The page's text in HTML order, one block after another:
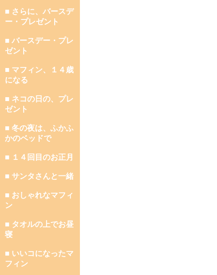
■ さらに、バースデ
ー・プレゼント
■ バースデー・プレ
ゼント
■ マフィン、１４歳
になる
■ ネコの日の、プレ
ゼント
■ 冬の夜は、ふかふ
かのベッドで
■ １４回目のお正月
■ サンタさんと一緒
■ おしゃれなマフィ
ン
■ タオルの上でお昼
寝
■ いいコになったマ
フィン